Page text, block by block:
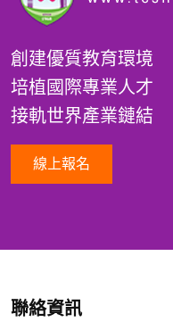
創建優質教育環境
培植國際專業人才
接軌世界產業鏈結
線上報名
聯絡資訊